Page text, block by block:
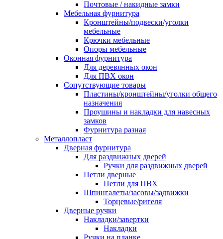
Почтовые / накидные замки
Мебельная фурнитура
Кронштейны/подвески/уголки
мебельные
Крючки мебельные
Опоры мебельные
Оконная фурнитура
Для деревянных окон
Для ПВХ окон
Сопутствующие товары
Пластины/кронштейны/уголки общего
назначения
Проушины и накладки для навесных
замков
Фурнитура разная
Металлопласт
Дверная фурнитура
Для раздвижных дверей
Ручки для раздвижных дверей
Петли дверные
Петли для ПВХ
Шпингалеты/засовы/задвижки
Торцевые/ригеля
Дверные ручки
Накладки/завертки
Накладки